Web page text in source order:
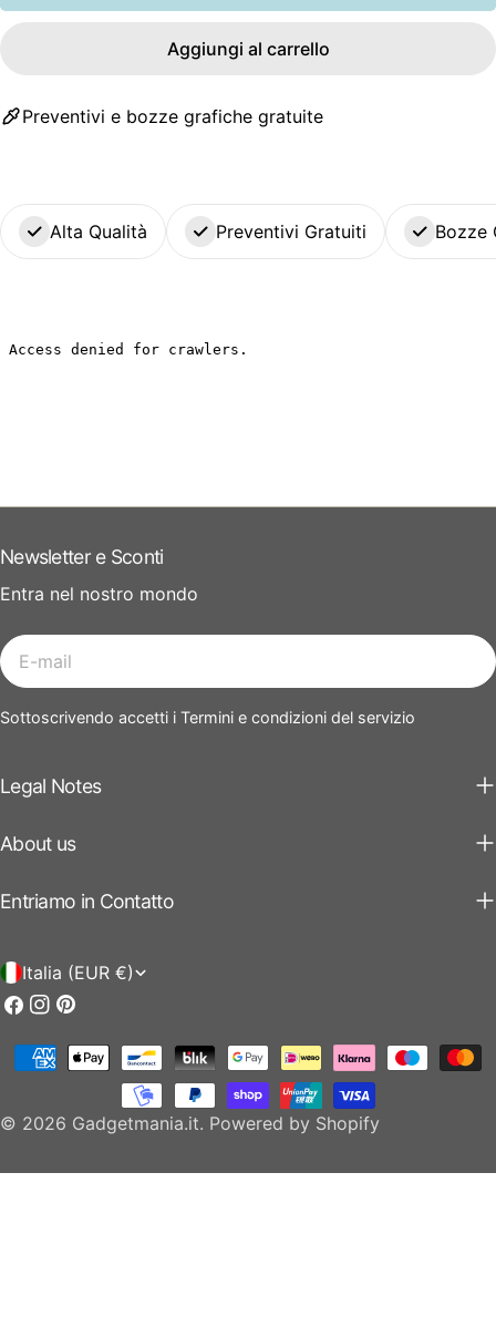
Aggiungi al carrello
Preventivi e bozze grafiche gratuite
Alta Qualità Preventivi Gratuiti Bozze
Legal Notes
About us
Entriamo in Contatto
Newsletter e Sconti
Entra nel nostro mondo
E-
mail
Sottoscrivendo accetti i Termini e condizioni del servizio
P
a
e
Italia (EUR €)
Facebook
Instagram
Pinterest
© 2026 Gadgetmania.it. Powered by Shopify
Modalità
pagamento